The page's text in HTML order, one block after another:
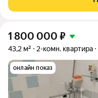
навесные потолки,
1 800 000 ₽
43,2 м² 2-комн. квартира
онлайн показ